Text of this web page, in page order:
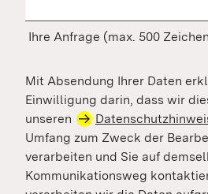
Ihre Anfrage (max. 500
Mit Absendung Ihrer Daten
Einwilligung darin, dass wir
unseren
Umfang zum Zweck der
verarbeiten und Sie auf
Kommunikationsweg